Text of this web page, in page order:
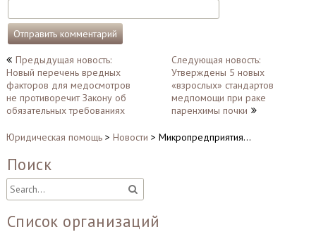
Навигация
по
записям
Предыдущая новость:
Новый перечень вредных
факторов для медосмотров
не противоречит Закону об
обязательных требованиях
Следующая новость:
Утверждены 5 новых
«взрослых» стандартов
медпомощи при раке
паренхимы почки
Юридическая помощь> Новости > Микропредприятия…
Поиск
Список организаций